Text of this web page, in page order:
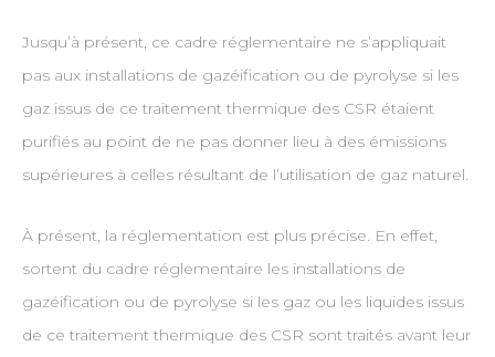
Jusqu’à présent, ce cadre réglementaire ne s’appliquait
pas aux installations de gazéification ou de pyrolyse si les
gaz issus de ce traitement thermique des CSR étaient
purifiés au point de ne pas donner lieu à des émissions
supérieures à celles résultant de l’utilisation de gaz naturel.
À présent, la réglementation est plus précise. En effet,
sortent du cadre réglementaire les installations de
gazéification ou de pyrolyse si les gaz ou les liquides issus
de ce traitement thermique des CSR sont traités avant leur